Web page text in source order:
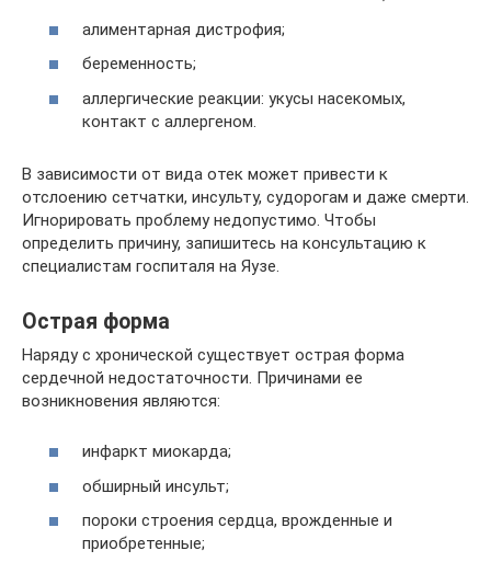
алиментарная дистрофия;
беременность;
аллергические реакции: укусы насекомых,
контакт с аллергеном.
В зависимости от вида отек может привести к
отслоению сетчатки, инсульту, судорогам и даже смерти.
Игнорировать проблему недопустимо. Чтобы
определить причину, запишитесь на консультацию к
специалистам госпиталя на Яузе.
Острая форма
Наряду с хронической существует острая форма
сердечной недостаточности. Причинами ее
возникновения являются:
инфаркт миокарда;
обширный инсульт;
пороки строения сердца, врожденные и
приобретенные;